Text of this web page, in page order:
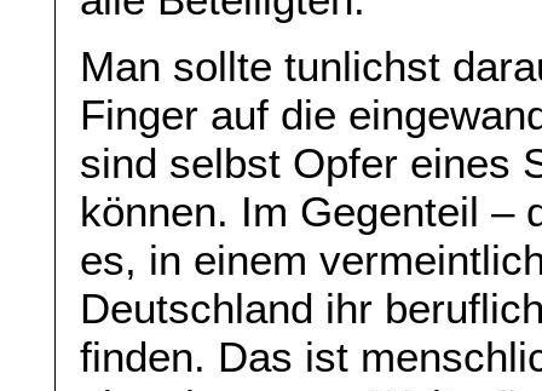
Man sollte tunlichst
Finger auf die
sind selbst Opfer eines
können. Im Gegenteil –
es, in einem
Deutschland ihr
finden. Das ist